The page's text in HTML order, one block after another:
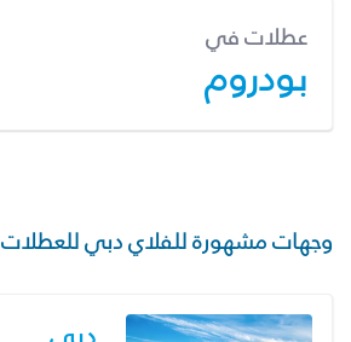
عطلات في
بودروم
وجهات مشهورة للفلاي دبي للعطلات